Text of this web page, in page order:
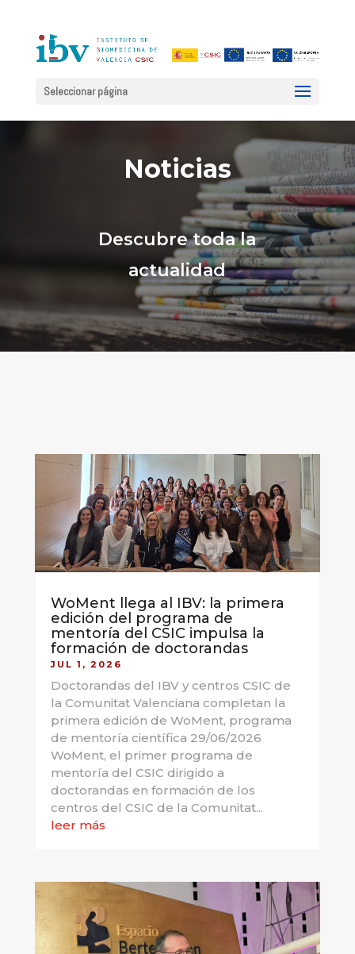
Seleccionar página
Noticias
Descubre toda la
actualidad
WoMent llega al IBV: la primera
edición del programa de
mentoría del CSIC impulsa la
formación de doctorandas
JUL 1, 2026
Doctorandas del IBV y centros CSIC de
la Comunitat Valenciana completan la
primera edición de WoMent, programa
de mentoría científica 29/06/2026
WoMent, el primer programa de
mentoría del CSIC dirigido a
doctorandas en formación de los
centros del CSIC de la Comunitat...
leer más